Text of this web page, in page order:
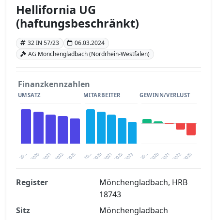
Hellifornia UG
(haftungsbeschränkt)
32 IN 57/23
06.03.2024
AG Mönchengladbach (Nordrhein-Westfalen)
Finanzkennzahlen
UMSATZ
20… 2021 2023
2020 2022
MITARBEITER
20… 2021 2023
2020 2022
GEWINN/VERLUST
20… 2021 2023
2020 2022
Finanzkennzahlen nach kostenloser
Registrierung verfügbar
Register
Mönchengladbach, HRB
18743
Sitz
Mönchengladbach